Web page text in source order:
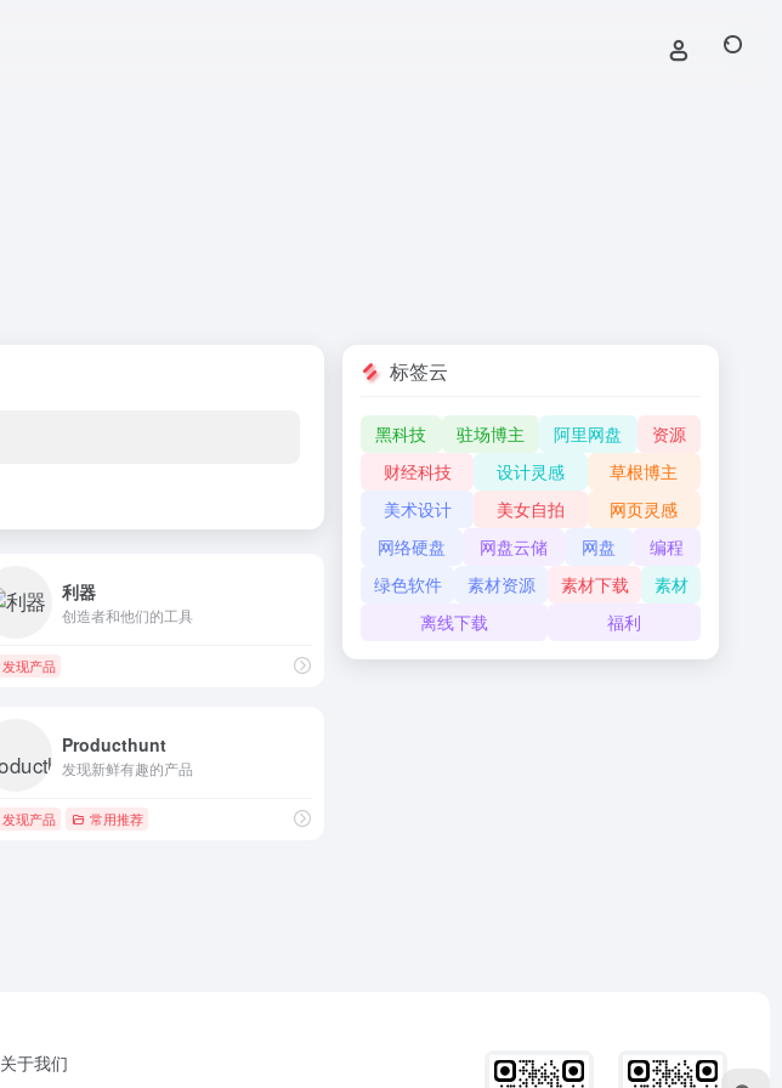
利器
创造者和他们的工具
发现产品
Producthunt
发现新鲜有趣的产品
发现产品 常用推荐
标签云
黑科技 驻场博主 阿里网盘
资源
财经科技
设计灵感
草根博主
美术设计
美女自拍
网页灵感
网络硬盘
网盘云储 网盘
编程
绿色软件
素材资源 素材下载
素材
离线下载
福利
关于我们